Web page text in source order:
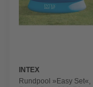
INTEX
Rundpool »Easy Set«,